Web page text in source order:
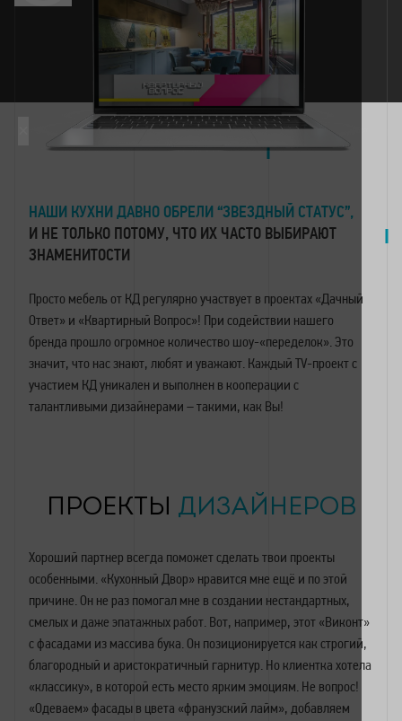
НАШИ КУХНИ ДАВНО ОБРЕЛИ “ЗВЕЗДНЫЙ СТАТУС”,
И НЕ ТОЛЬКО ПОТОМУ, ЧТО ИХ ЧАСТО ВЫБИРАЮТ
ЗНАМЕНИТОСТИ
Просто мебель от КД регулярно участвует в проектах «Дачный
Ответ» и «Квартирный Вопрос»! При содействии нашего
бренда прошло огромное количество шоу-«переделок». Это
значит, что нас знают, любят и уважают. Каждый TV-проект с
участием КД уникален и выполнен в кооперации с
талантливыми дизайнерами – такими, как Вы!
ПРОЕКТЫ ДИЗАЙНЕРОВ
Хороший партнер всегда поможет сделать твои проекты
особенными. «Кухонный Двор» нравится мне ещё и по этой
причине. Он не раз помогал мне в создании нестандартных,
смелых и даже эпатажных работ. Вот, например, этот «Виконт»
с фасадами из массива бука. Он позиционируется как строгий,
благородный и аристократичный гарнитур. Но клиентка хотела
«классику», в которой есть место ярким эмоциям. Не вопрос!
«Одеваем» фасады в цвета «франузский лайм», добавляем